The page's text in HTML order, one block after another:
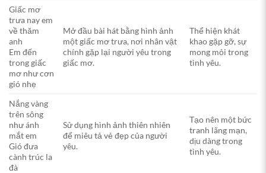
Giấc mơ
trưa nay em
về thăm
anh
Em đến
trong giấc
mơ như cơn
gió nhẹ
Mở đầu bài hát bằng hình ảnh
một giấc mơ trưa, nơi nhân vật
chính gặp lại người yêu trong
giấc mơ.
Thể hiện khát
khao gặp gỡ, sự
mong mỏi trong
tình yêu.
Nắng vàng
trên sông
như ánh
mắt em
Gió đưa
cành trúc la
đà
Sử dụng hình ảnh thiên nhiên
để miêu tả vẻ đẹp của người
yêu.
Tạo nên một bức
tranh lãng mạn,
dịu dàng trong
tình yêu.